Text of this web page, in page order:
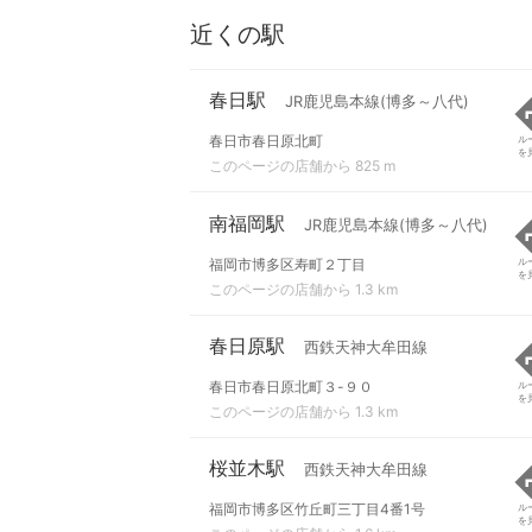
近くの駅
春日駅 JR鹿児島本線(博多～八代)
春日市春日原北町
このページの店舗から 825 m
ル
を
南福岡駅 JR鹿児島本線(博多～八代)
福岡市博多区寿町２丁目
このページの店舗から 1.3 km
ル
を
春日原駅 西鉄天神大牟田線
春日市春日原北町３-９０
このページの店舗から 1.3 km
ル
を
桜並木駅 西鉄天神大牟田線
福岡市博多区竹丘町三丁目4番1号
ル
を